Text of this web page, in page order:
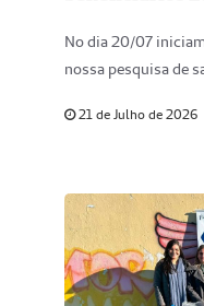
No dia 20/07
nossa pesquisa de
21 de Julho de 2026